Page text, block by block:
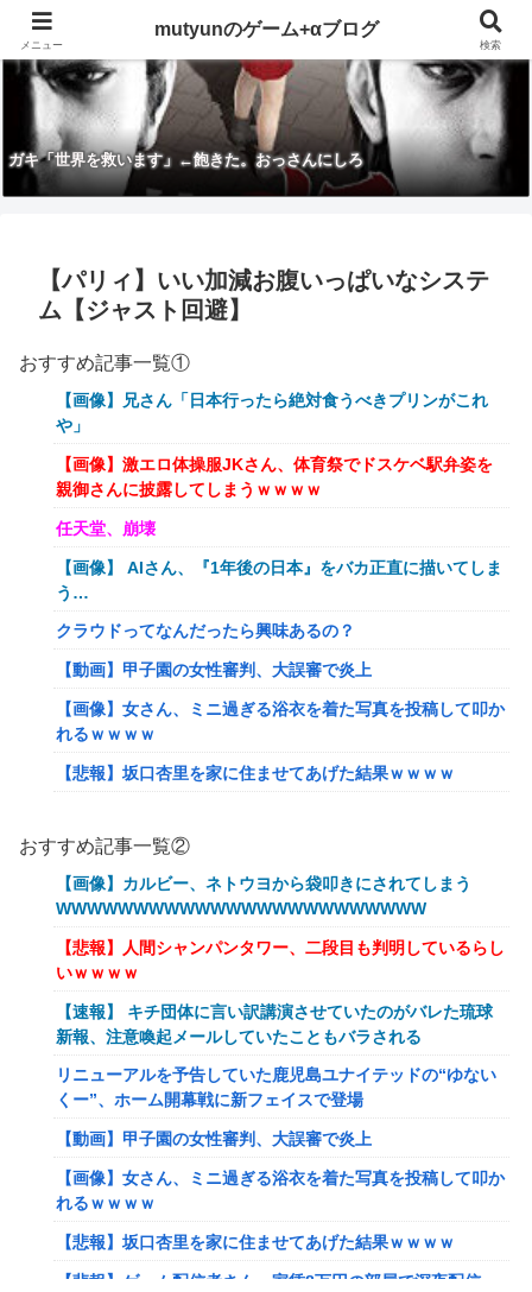
ガキ「世界を救います」←飽きた。おっさんにしろ
【パリィ】いい加減お腹いっぱいなシステ
ム【ジャスト回避】
おすすめ記事一覧①
【画像】兄さん「日本行ったら絶対食うべきプリンがこれ
や」
【画像】激エロ体操服JKさん、体育祭でドスケベ駅弁姿を
親御さんに披露してしまうｗｗｗｗ
任天堂、崩壊
【画像】 AIさん、『1年後の日本』をバカ正直に描いてしま
う…
クラウドってなんだったら興味あるの？
【動画】甲子園の女性審判、大誤審で炎上
【画像】女さん、ミニ過ぎる浴衣を着た写真を投稿して叩か
れるｗｗｗｗ
【悲報】坂口杏里を家に住ませてあげた結果ｗｗｗｗ
ｗｗｗｗｗｗｗ
「FF10の名シーン」←思い浮かべたもの
【ｗ】物凄くカワイイ子猫の取っ組み合い！
【悲報】オーケストラ演奏家「ゲーム音楽をやらないと儲か
らなくなった。本当にイライラする😡」
【艦これ】でもイベントのたびに思うんだ 空母機動部隊っ
てクソだわ！
【艦これ】ひみつの通り道 他
【艦これ】ナマケモノアガノウサギ 他
【艦これ】競泳水着いんのかよ
日産e-power、無給油で1980km走行しギネス記録を達成！
→山頂から下ってるだけでした…
イーロン・マスク「中国のロボットはデタラメで遠隔操作し
おすすめ記事一覧②
【画像】カルビー、ネトウヨから袋叩きにされてしまう
WWWWWWWWWWWWWWWWWWWWWWWW
【悲報】人間シャンパンタワー、二段目も判明しているらし
いｗｗｗｗ
【速報】 キチ団体に言い訳講演させていたのがバレた琉球
新報、注意喚起メールしていたこともバラされる
リニューアルを予告していた鹿児島ユナイテッドの“ゆない
くー”、ホーム開幕戦に新フェイスで登場
【動画】甲子園の女性審判、大誤審で炎上
【画像】女さん、ミニ過ぎる浴衣を着た写真を投稿して叩か
れるｗｗｗｗ
【悲報】坂口杏里を家に住ませてあげた結果ｗｗｗｗ
【悲報】ゲーム配信者さん、家賃8万円の部屋で深夜配信→
メニュー
mutyunのゲーム+αブログ
検索